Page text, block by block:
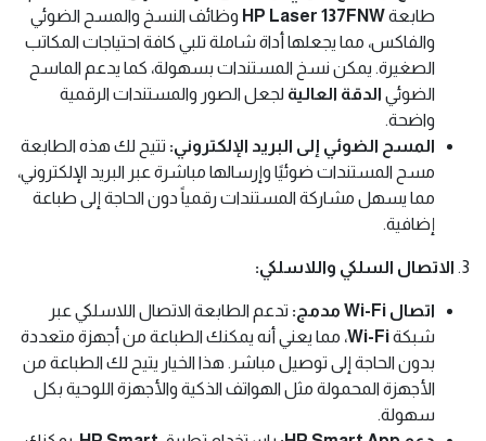
طابعةHP Laser 137FNW وظائف النسخ والمسح الضوئي
والفاكس، مما يجعلها أداة شاملة تلبي كافة احتياجات المكاتب
الصغيرة. يمكن نسخ المستندات بسهولة، كما يدعم الماسح
الضوئي الدقة العالية لجعل الصور والمستندات الرقمية
واضحة.
المسح الضوئي إلى البريد الإلكتروني: تتيح لك هذه الطابعة
مسح المستندات ضوئيًا وإرسالها مباشرة عبر البريد الإلكتروني،
مما يسهل مشاركة المستندات رقمياً دون الحاجة إلى طباعة
إضافية.
3. الاتصال السلكي واللاسلكي:
اتصال Wi-Fi مدمج:
تدعم الطابعة الاتصال اللاسلكي عبر
شبكةWi-Fi، مما يعني أنه يمكنك الطباعة من أجهزة متعددة
بدون الحاجة إلى توصيل مباشر. هذا الخيار يتيح لك الطباعة من
الأجهزة المحمولة مثل الهواتف الذكية والأجهزة اللوحية بكل
سهولة.